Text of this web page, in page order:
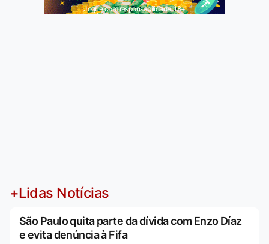
Jogue com responsabilidade. 18+
+Lidas Notícias
São Paulo quita parte da dívida com Enzo Díaz
e evita denúncia à Fifa